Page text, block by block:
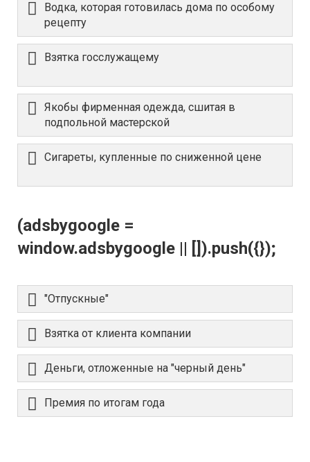
Водка, которая готовилась дома по особому
рецепту
Взятка госслужащему
Якобы фирменная одежда, сшитая в
подпольной мастерской
Сигареты, купленные по сниженной цене
(adsbygoogle =
window.adsbygoogle || []).push({});
"Отпускные"
Взятка от клиента компании
Деньги, отложенные на "черный день"
Премия по итогам года